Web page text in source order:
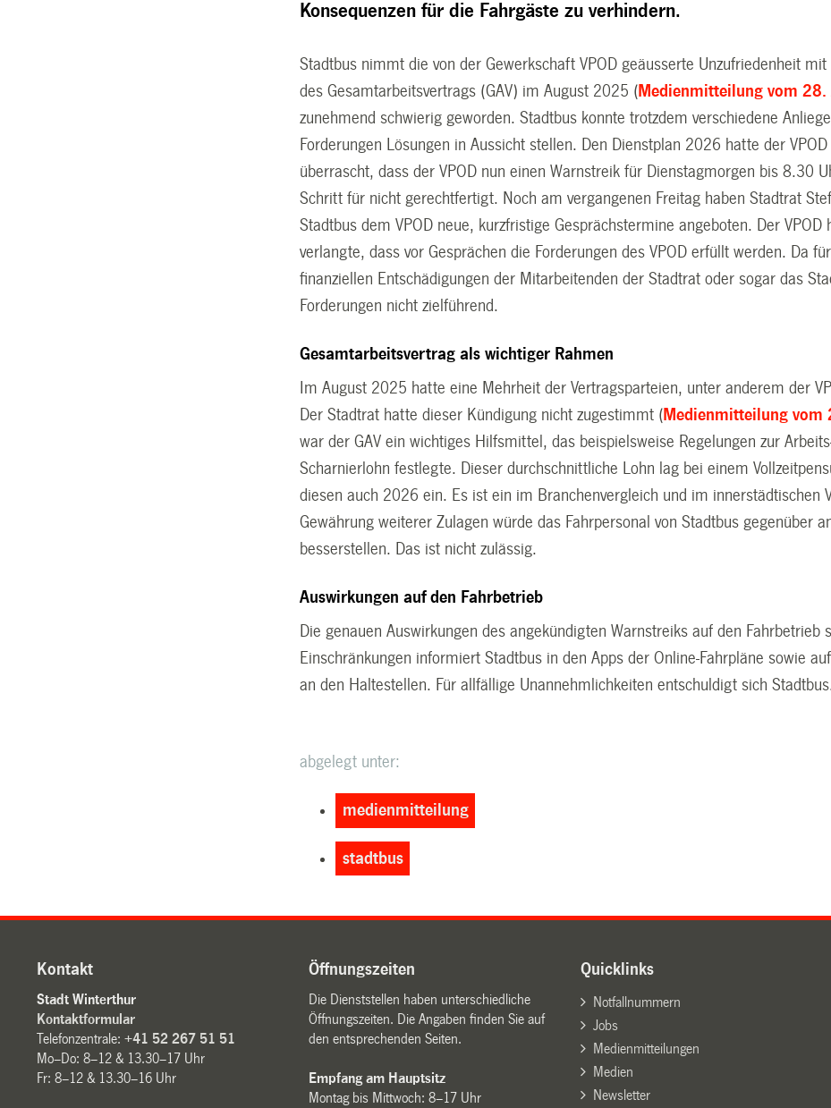
Konsequenzen für die Fahrgäste zu verhindern.
Stadtbus nimmt die von der Gewerkschaft VPOD geäusserte Unzufriedenheit
des Gesamtarbeitsvertrags (GAV) im August 2025 (Medienmitteilung vom
zunehmend schwierig geworden. Stadtbus konnte trotzdem verschiedene
Forderungen Lösungen in Aussicht stellen. Den Dienstplan 2026 hatte der
überrascht, dass der VPOD nun einen Warnstreik für Dienstagmorgen bis 8.30
Schritt für nicht gerechtfertigt. Noch am vergangenen Freitag haben Stadtrat
Stadtbus dem VPOD neue, kurzfristige Gesprächstermine angeboten. Der
verlangte, dass vor Gesprächen die Forderungen des VPOD erfüllt werden. Da
finanziellen Entschädigungen der Mitarbeitenden der Stadtrat oder sogar das
Forderungen nicht zielführend.
Gesamtarbeitsvertrag als wichtiger Rahmen
Im August 2025 hatte eine Mehrheit der Vertragsparteien, unter anderem der
Der Stadtrat hatte dieser Kündigung nicht zugestimmt (Medienmitteilung
war der GAV ein wichtiges Hilfsmittel, das beispielsweise Regelungen zur
Scharnierlohn festlegte. Dieser durchschnittliche Lohn lag bei einem
diesen auch 2026 ein. Es ist ein im Branchenvergleich und im innerstädtischen
Gewährung weiterer Zulagen würde das Fahrpersonal von Stadtbus gegenüber
besserstellen. Das ist nicht zulässig.
Auswirkungen auf den Fahrbetrieb
Die genauen Auswirkungen des angekündigten Warnstreiks auf den Fahrbetrieb
Einschränkungen informiert Stadtbus in den Apps der Online-Fahrpläne sowie
an den Haltestellen. Für allfällige Unannehmlichkeiten entschuldigt sich
abgelegt unter:
medienmitteilung
stadtbus
Kontakt
Stadt Winterthur
Kontaktformular
Telefonzentrale:+41 52 267 51 51
Mo–Do: 8–12 & 13.30–17 Uhr
Fr: 8–12 & 13.30–16 Uhr
Öffnungszeiten
Die Dienststellen haben unterschiedliche
Öffnungszeiten. Die Angaben finden Sie auf
den entsprechenden Seiten.
Empfang am Hauptsitz
Montag bis Mittwoch: 8–17 Uhr
Quicklinks
Notfallnummern
Jobs
Medienmitteilungen
Medien
Newsletter